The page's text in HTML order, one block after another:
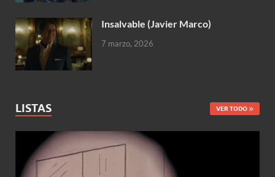
Insalvable (Javier Marco)
7 marzo, 2026
LISTAS VER TODO